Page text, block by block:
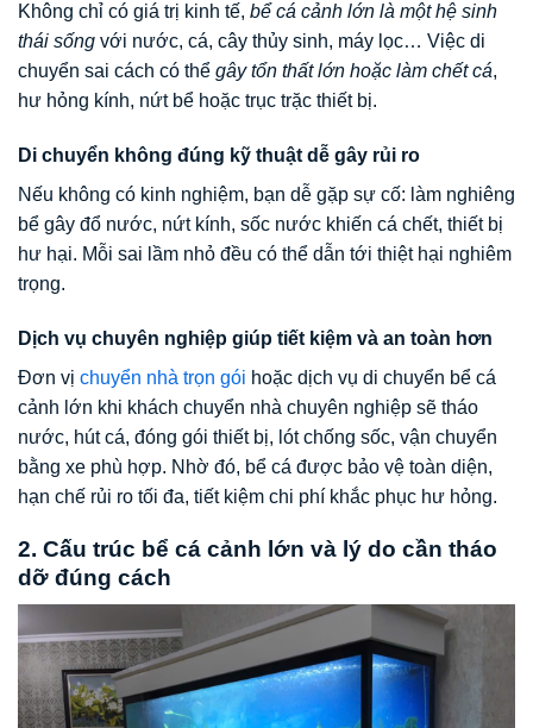
Không chỉ có giá trị kinh tế, bể cá cảnh lớn là một hệ sinh
thái sống với nước, cá, cây thủy sinh, máy lọc… Việc di
chuyển sai cách có thể gây tổn thất lớn hoặc làm chết cá,
hư hỏng kính, nứt bể hoặc trục trặc thiết bị.
Di chuyển không đúng kỹ thuật dễ gây rủi ro
Nếu không có kinh nghiệm, bạn dễ gặp sự cố: làm nghiêng
bể gây đổ nước, nứt kính, sốc nước khiến cá chết, thiết bị
hư hại. Mỗi sai lầm nhỏ đều có thể dẫn tới thiệt hại nghiêm
trọng.
Dịch vụ chuyên nghiệp giúp tiết kiệm và an toàn hơn
Đơn vị chuyển nhà trọn gói hoặc dịch vụ di chuyển bể cá
cảnh lớn khi khách chuyển nhà chuyên nghiệp sẽ tháo
nước, hút cá, đóng gói thiết bị, lót chống sốc, vận chuyển
bằng xe phù hợp. Nhờ đó, bể cá được bảo vệ toàn diện,
hạn chế rủi ro tối đa, tiết kiệm chi phí khắc phục hư hỏng.
2. Cấu trúc bể cá cảnh lớn và lý do cần tháo
dỡ đúng cách